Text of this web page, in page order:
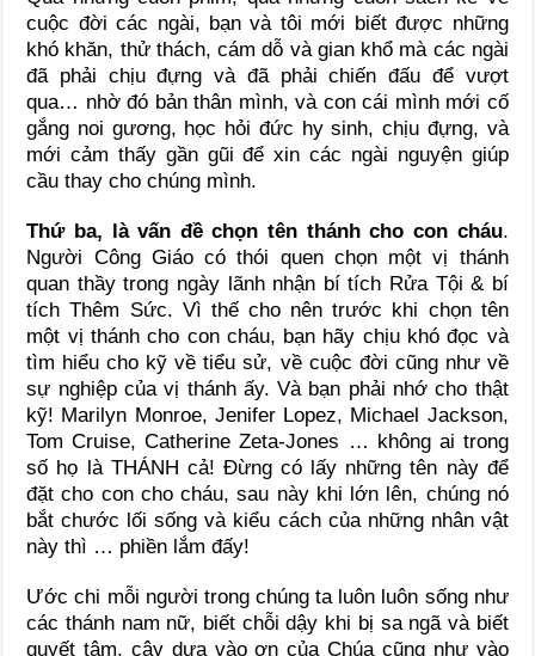
cuộc đời các ngài, bạn và tôi mới biết được những
khó khăn, thử thách, cám dỗ và gian khổ mà các ngài
đã phải chịu đựng và đã phải chiến đấu để vượt
qua… nhờ đó bản thân mình, và con cái mình mới cố
gắng noi gương, học hỏi đức hy sinh, chịu đựng, và
mới cảm thấy gần gũi để xin các ngài nguyện giúp
cầu thay cho chúng mình.
Thứ ba, là vấn đề chọn tên thánh cho con cháu.
Người Công Giáo có thói quen chọn một vị thánh
quan thầy trong ngày lãnh nhận bí tích Rửa Tội & bí
tích Thêm Sức. Vì thế cho nên trước khi chọn tên
một vị thánh cho con cháu, bạn hãy chịu khó đọc và
tìm hiểu cho kỹ về tiểu sử, về cuộc đời cũng như về
sự nghiệp của vị thánh ấy. Và bạn phải nhớ cho thật
kỹ! Marilyn Monroe, Jenifer Lopez, Michael Jackson,
Tom Cruise, Catherine Zeta-Jones … không ai trong
số họ là THÁNH cả! Đừng có lấy những tên này để
đặt cho con cho cháu, sau này khi lớn lên, chúng nó
bắt chước lối sống và kiểu cách của những nhân vật
này thì … phiền lắm đấy!
Ước chi mỗi người trong chúng ta luôn luôn sống như
các thánh nam nữ, biết chỗi dậy khi bị sa ngã và biết
quyết tâm, cậy dựa vào ơn của Chúa cũng như vào